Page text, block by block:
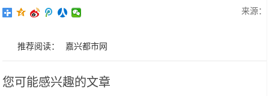
来源：
推荐阅读： 嘉兴都市网
您可能感兴趣的文章